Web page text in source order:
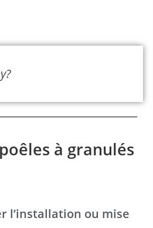
à granulés
l’installation ou mise